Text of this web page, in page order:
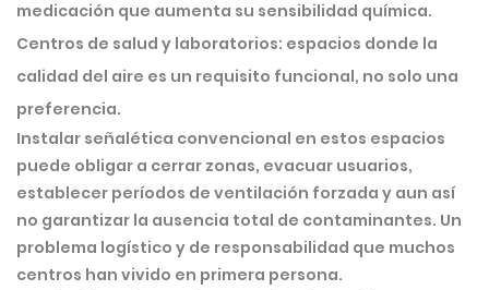
medicación que aumenta su sensibilidad química.
Centros de salud y laboratorios: espacios donde la
calidad del aire es un requisito funcional, no solo una
preferencia.
Instalar señalética convencional en estos espacios
puede obligar a cerrar zonas, evacuar usuarios,
establecer períodos de ventilación forzada y aun así
no garantizar la ausencia total de contaminantes. Un
problema logístico y de responsabilidad que muchos
centros han vivido en primera persona.